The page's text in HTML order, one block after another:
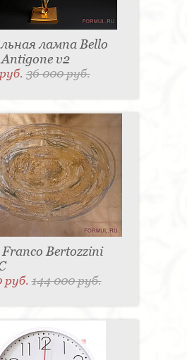
лампа Bello
v2
36 000 руб.
Bertozzini
руб.144 000 руб.